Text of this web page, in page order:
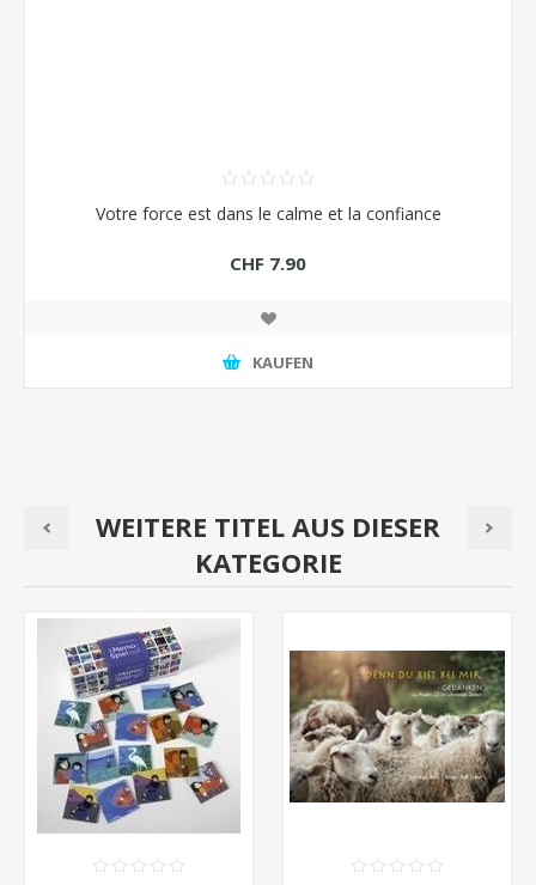
Votre force est dans le calme et la confiance
CHF 7.90
KAUFEN
WEITERE TITEL AUS DIESER
KATEGORIE